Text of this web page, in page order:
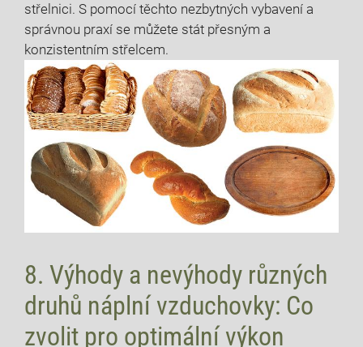
střelnici. S pomocí těchto nezbytných vybavení a
správnou praxí se můžete stát přesným a
konzistentním střelcem.
8. Výhody a nevýhody různých
druhů náplní vzduchovky: Co
zvolit pro optimální výkon